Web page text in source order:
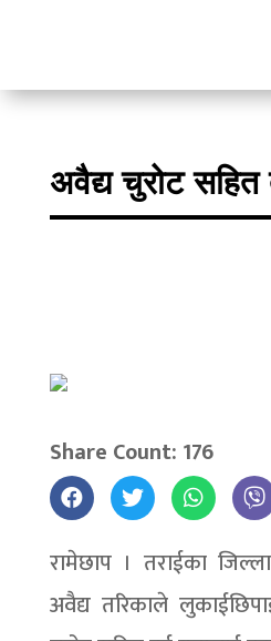
अवैद्य चुरोट सहित
Share Count: 176
रामेछाप । तराईका
अवैद्य तरिकाले